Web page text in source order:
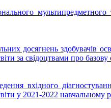
мультипредметного
досягнень здобувачів
за свідоцтвами про
вхідного
у 2021-2022